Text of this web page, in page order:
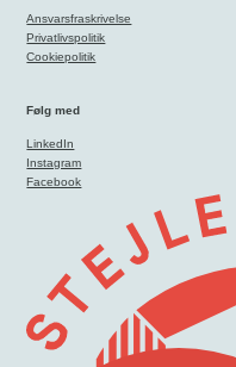
Ansvarsfraskrivelse
Privatlivspolitik
Cookiepolitik
Følg med
LinkedIn
Instagram
Facebook